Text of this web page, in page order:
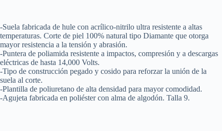
-Suela fabricada de hule con acrílico-nitrilo ultra resistente a altas
temperaturas. Corte de piel 100% natural tipo Diamante que otorga
mayor resistencia a la tensión y abrasión.
-Puntera de poliamida resistente a impactos, compresión y a descargas
eléctricas de hasta 14,000 Volts.
-Tipo de construcción pegado y cosido para reforzar la unión de la
suela al corte.
-Plantilla de poliuretano de alta densidad para mayor comodidad.
-Agujeta fabricada en poliéster con alma de algodón. Talla 9.